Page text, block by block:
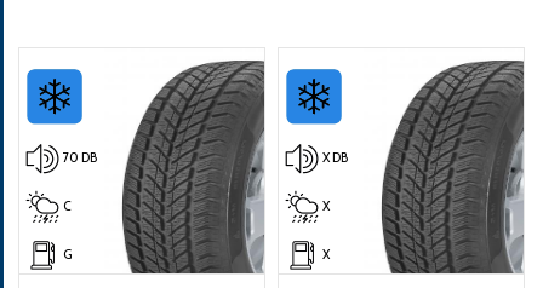
70 DB
C
G
X DB
X
X